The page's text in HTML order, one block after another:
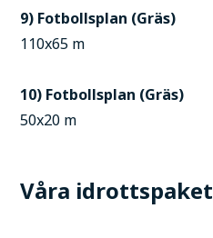
9) Fotbollsplan (Gräs)
110x65 m
10) Fotbollsplan (Gräs)
50x20 m
Våra idrottspaket